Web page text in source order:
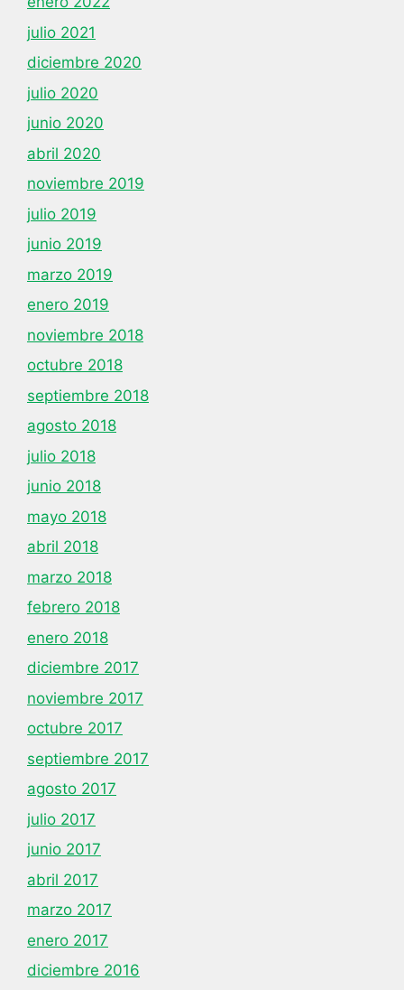
julio 2021
diciembre 2020
julio 2020
junio 2020
abril 2020
noviembre 2019
julio 2019
junio 2019
marzo 2019
enero 2019
noviembre 2018
octubre 2018
septiembre 2018
agosto 2018
julio 2018
junio 2018
mayo 2018
abril 2018
marzo 2018
febrero 2018
enero 2018
diciembre 2017
noviembre 2017
octubre 2017
septiembre 2017
agosto 2017
julio 2017
junio 2017
abril 2017
marzo 2017
enero 2017
diciembre 2016